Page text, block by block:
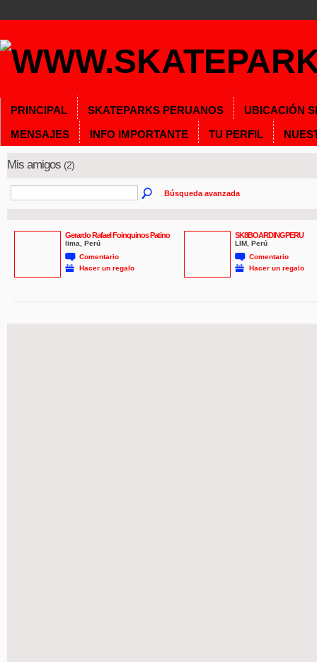
PRINCIPAL SKATEPARKS PERUANOS
UBICACIÓN
MENSAJES
INFO IMPORTANTE TU PERFIL
Mis amigos (2)
Búsqueda avanzada
Gerardo Rafael Foinquinos Patino
lima, Perú
Comentario
Hacer un regalo
SK8BOARDINGPERU
LIM, Perú
Comentario
Hacer un regalo